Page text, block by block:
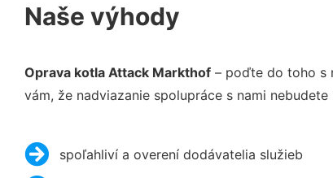
Naše výhody
Oprava kotla Attack Markthof – poďte do toho s
vám, že nadviazanie spolupráce s nami
spoľahliví a overení dodávatelia služieb